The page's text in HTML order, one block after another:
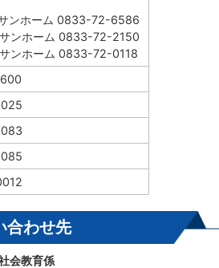
ンホーム 0833-72-6586
ンホーム 0833-72-2150
ンホーム 0833-72-0118
合わせ先
会教育係